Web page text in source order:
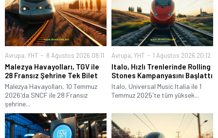
Avrupa, YHT 8 Ağustos 2026 08:11
Malezya Havayolları, TGV ile
28 Fransız Şehrine Tek Bilet
Malezya Havayolları, 10 Temmuz
2026'da SNCF ile 28 Fransız
şehrine...
Avrupa, YHT 1 Ağustos 2026 20:12
Italo, Hızlı Trenlerinde Rolling
Stones Kampanyasını Başlattı
Italo, Universal Music Italia ile 1
Temmuz 2025'te tüm yüksek...